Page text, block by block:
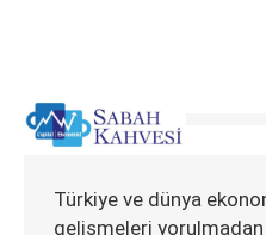
Türkiye ve dünya
gelişmeleri